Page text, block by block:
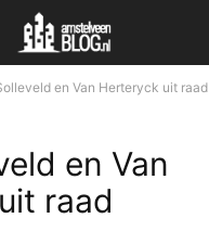
en Van Herteryck uit raad
en Van
raad